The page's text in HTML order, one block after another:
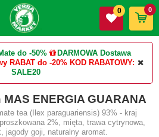
do -50%
DARMOWA Dostawa
RABAT do -20% KOD RABATOWY:
SALE20
0 0
ENERGIA GUARANA
tea (Ilex paraguariensis) 93% - kraj
2%, mięta, trawa cytrynowa,
jagody goji, naturalny aromat.